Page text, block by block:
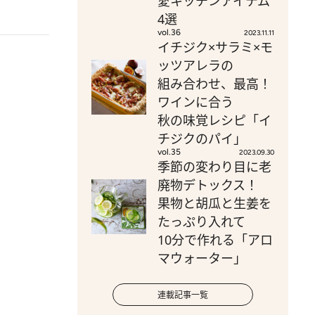
4選
vol.36 2023.11.11
イチジク×サラミ×モ
ッツアレラの
組み合わせ、最高！
ワインに合う
秋の味覚レシピ「イ
チジクのパイ」
vol.35 2023.09.30
季節の変わり目に老
廃物デトックス！
果物と胡瓜と生姜を
たっぷり入れて
10分で作れる「アロ
マウォーター」
連載記事一覧